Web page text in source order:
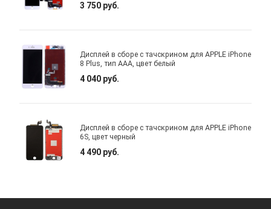
3 750 руб.
Дисплей в сборе с тачскрином для APPLE iPhone
8 Plus, тип AAA, цвет белый
4 040 руб.
Дисплей в сборе с тачскрином для APPLE iPhone
6S, цвет черный
4 490 руб.